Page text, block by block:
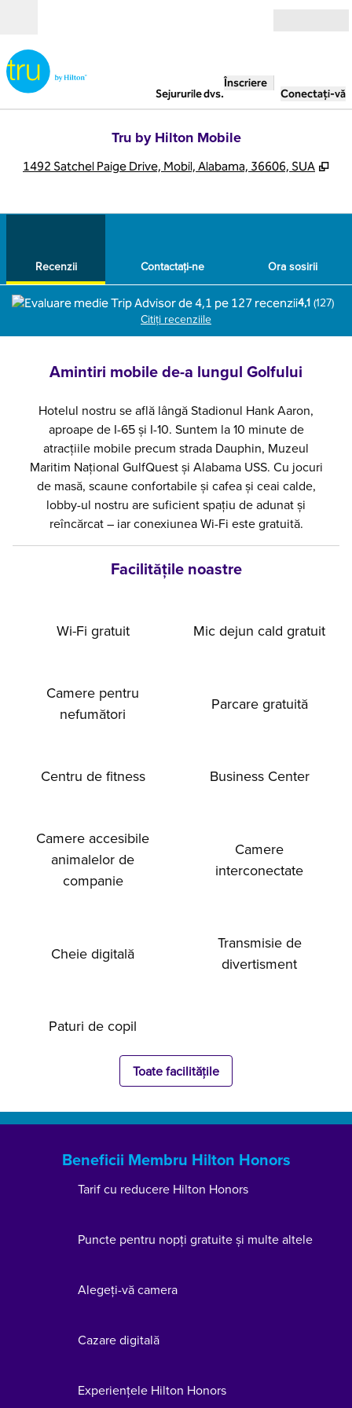
Sejururile dvs.
Înscriere
Conectați-vă
Tru by Hilton Mobile
1492 Satchel Paige Drive, Mobil, Alabama, 36606, SUA ,
Recenzii Contactaţi-ne Ora sosirii
4,1 (127)
Citiți recenziile
Amintiri mobile de-a lungul Golfului
Hotelul nostru se află lângă Stadionul Hank Aaron,
aproape de I-65 și I-10. Suntem la 10 minute de
atracțiile mobile precum strada Dauphin, Muzeul
Maritim Național GulfQuest și Alabama USS. Cu jocuri
de masă, scaune confortabile și cafea și ceai calde,
lobby-ul nostru are suficient spațiu de adunat și
reîncărcat – iar conexiunea Wi-Fi este gratuită.
Facilităţile noastre
Wi-Fi gratuit Mic dejun cald gratuit
Camere pentru
nefumători
Parcare gratuită
Centru de fitness Business Center
Camere accesibile
animalelor de
companie
Camere
interconectate
Cheie digitală
Transmisie de
divertisment
Paturi de copil
Toate facilitățile
Beneficii Membru Hilton Honors
Tarif cu reducere Hilton Honors
Puncte pentru nopți gratuite și multe altele
Alegeți-vă camera
Cazare digitală
Experiențele Hilton Honors